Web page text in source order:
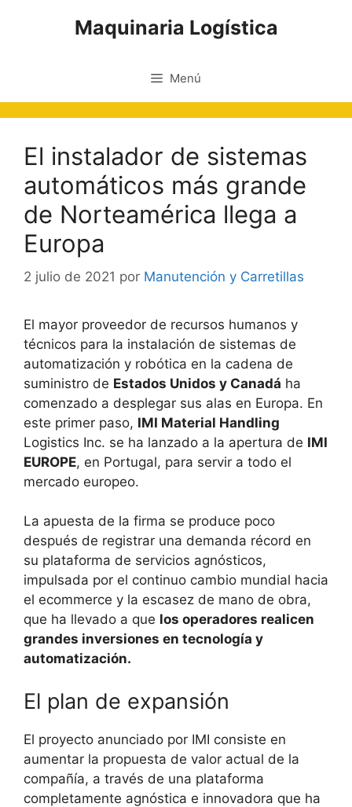
Maquinaria Logística
Menú
El instalador de sistemas
automáticos más grande
de Norteamérica llega a
Europa
2 julio de 2021 por Manutención y Carretillas
El mayor proveedor de recursos humanos y
técnicos para la instalación de sistemas de
automatización y robótica en la cadena de
suministro de Estados Unidos y Canadá ha
comenzado a desplegar sus alas en Europa. En
este primer paso, IMI Material Handling
Logistics Inc. se ha lanzado a la apertura de IMI
EUROPE, en Portugal, para servir a todo el
mercado europeo.
La apuesta de la firma se produce poco
después de registrar una demanda récord en
su plataforma de servicios agnósticos,
impulsada por el continuo cambio mundial hacia
el ecommerce y la escasez de mano de obra,
que ha llevado a que los operadores realicen
grandes inversiones en tecnología y
automatización.
El plan de expansión
El proyecto anunciado por IMI consiste en
aumentar la propuesta de valor actual de la
compañía, a través de una plataforma
completamente agnóstica e innovadora que ha